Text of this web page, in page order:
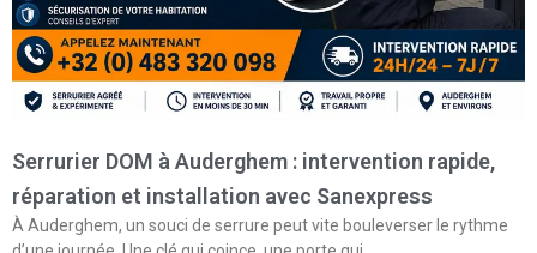
Serrurier DOM à Auderghem : intervention rapide,
réparation et installation avec Sanexpress
À Auderghem, un souci de serrure peut vite bouleverser le rythme